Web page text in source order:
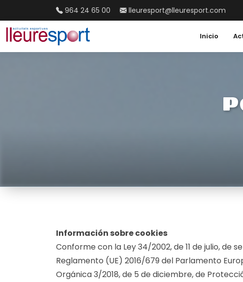
964 24 65 00 lleuresport@lleuresport.com
Inicio
Información sobre cookies
Conforme con la Ley 34/2002, de 11 de julio,
Reglamento (UE) 2016/679 del Parlamento
Orgánica 3/2018, de 5 de diciembre, de